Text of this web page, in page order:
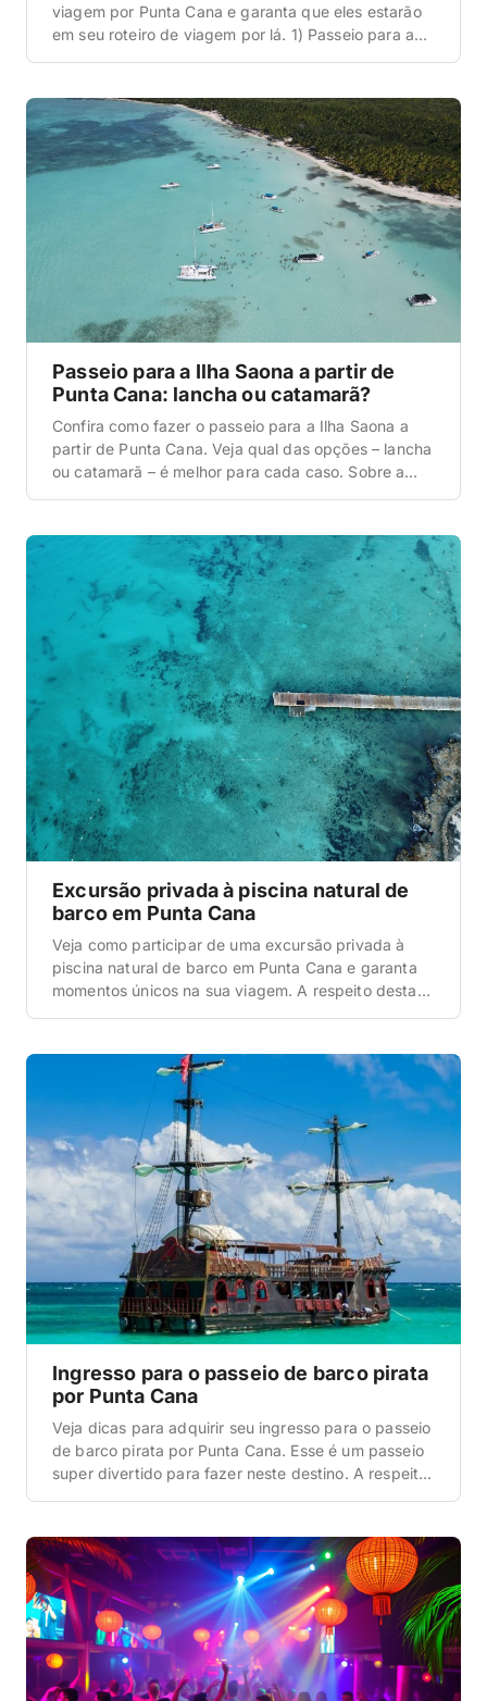
viagem por Punta Cana e garanta que eles estarão
em seu roteiro de viagem por lá. 1) Passeio para a
pelo mar do Caribe e localizada […]
Passeio para a Ilha Saona a partir de
Punta Cana: lancha ou catamarã?
Confira como fazer o passeio para a Ilha Saona a
partir de Punta Cana. Veja qual das opções – lancha
ou catamarã – é melhor para cada caso. Sobre a
banhada pelo mar do Caribe e localizada nas […]
Excursão privada à piscina natural de
barco em Punta Cana
Veja como participar de uma excursão privada à
piscina natural de barco em Punta Cana e garanta
momentos únicos na sua viagem. A respeito desta
oportunidade de desfrutar de um cenário
cinematográfico. Quanto ao itinerário dela, saiba
que […]
Ingresso para o passeio de barco pirata
por Punta Cana
Veja dicas para adquirir seu ingresso para o passeio
de barco pirata por Punta Cana. Esse é um passeio
super divertido para fazer neste destino. A respeito
uma aventura em meio a piratas, lendas e tesouros.
Esta, […]